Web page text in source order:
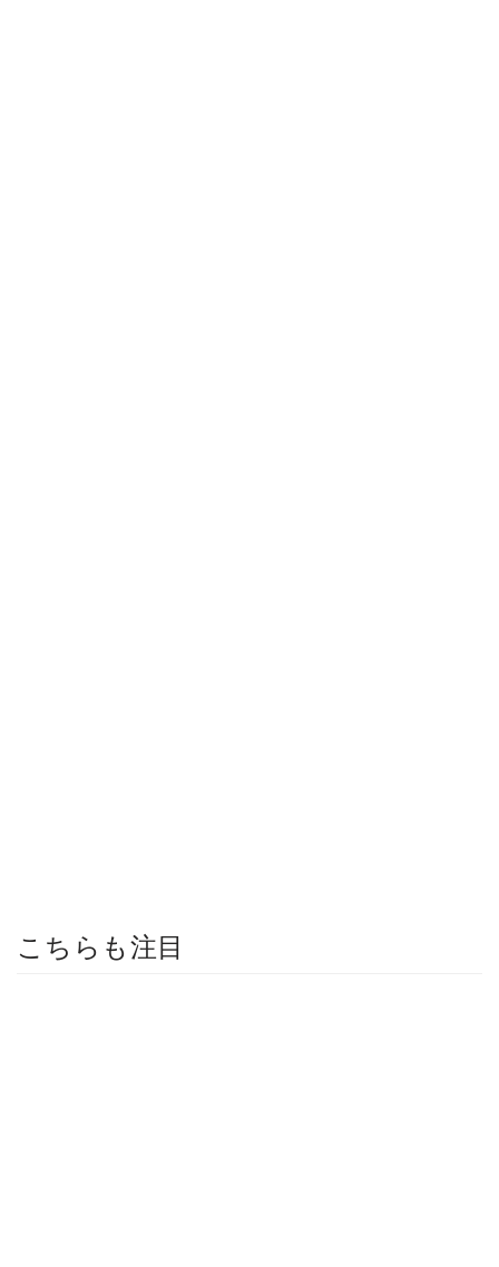
こちらも注目